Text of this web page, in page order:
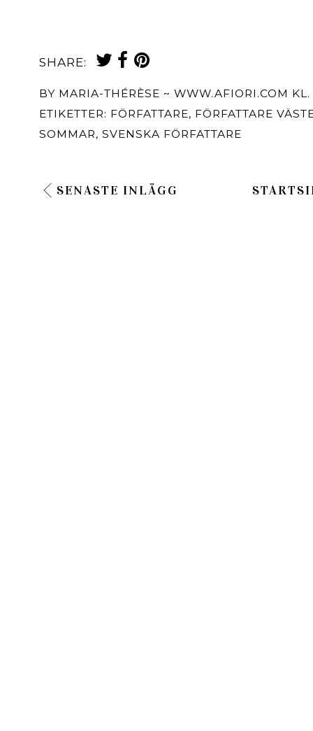
SHARE:
BY MARIA-THÉRÈSE ~ WWW.AFIORI.COM KL.
ETIKETTER: FÖRFATTARE, FÖRFATTARE
SOMMAR, SVENSKA FÖRFATTARE
SENASTE INLÄGG